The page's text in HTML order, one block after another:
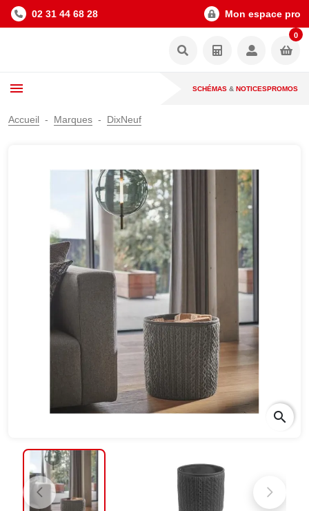
02 31 44 68 28 Mon espace pro
0
SCHÉMAS & NOTICESPROMOS
Accueil Marques DixNeuf
search